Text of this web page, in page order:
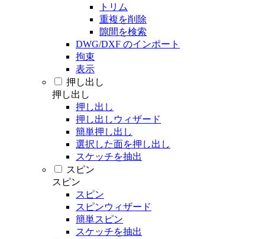
トリム
重複を削除
隙間を検索
DWG/DXF のインポート
拘束
表示
押し出し
押し出し
押し出し
押し出しウィザード
簡単押し出し
選択した面を押し出し
スケッチを抽出
スピン
スピン
スピン
スピンウィザード
簡単スピン
スケッチを抽出